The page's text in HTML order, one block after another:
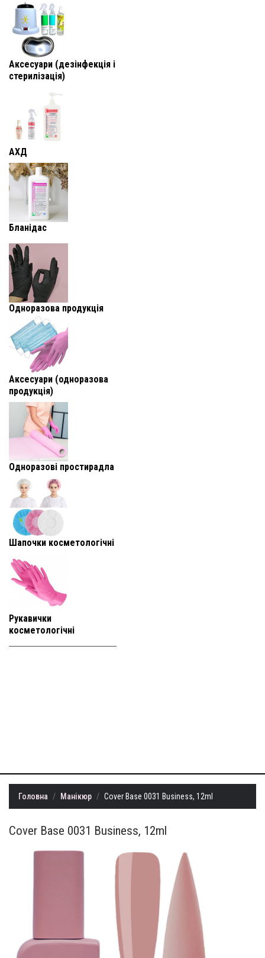
Аксесуари (дезінфекція і
стерилізація)
АХД
Бланідас
Одноразова продукція
Аксесуари (одноразова
продукція)
Одноразові простирадла
Шапочки косметологічні
Рукавички
косметологічні
Головна Манікюр Cover Base 0031 Business, 12ml
Cover Base 0031 Business, 12ml